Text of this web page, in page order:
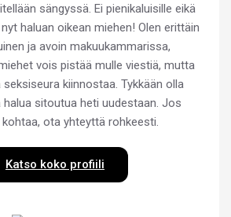
sängyssä. Ei pienikaluisille eikä
haluan oikean miehen! Olen erittäin
ja avoin makuukammarissa,
vois pistää mulle viestiä, mutta
seksiseura kiinnostaa. Tykkään olla
halua sitoutua heti uudestaan. Jos
ota yhteyttä rohkeesti.
Katso koko profiili